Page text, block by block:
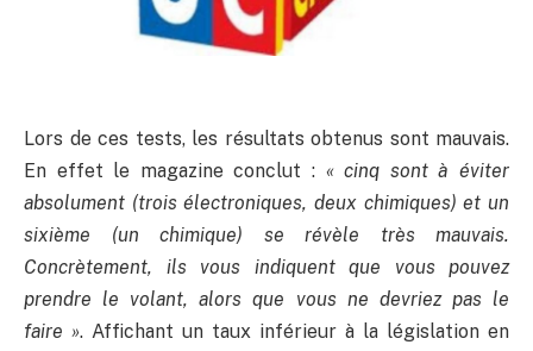
Lors de ces tests, les résultats obtenus sont mauvais.
En effet le magazine conclut : « cinq sont à éviter
absolument (trois électroniques, deux chimiques) et un
sixième (un chimique) se révèle très mauvais.
Concrètement, ils vous indiquent que vous pouvez
prendre le volant, alors que vous ne devriez pas le
faire ». Affichant un taux inférieur à la législation en